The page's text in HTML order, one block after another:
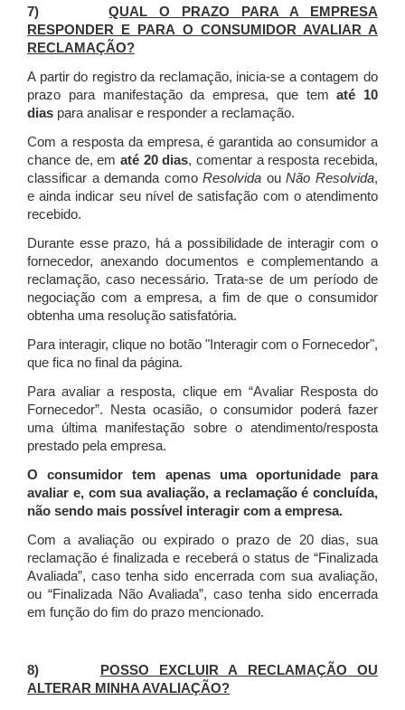
7)QUAL O PRAZO PARA A EMPRESA
RESPONDER E PARA O CONSUMIDOR AVALIAR A
RECLAMAÇÃO?
A partir do registro da reclamação, inicia-se a contagem do
prazo para manifestação da empresa, que tematé 10
dias para analisar e responder a reclamação.
Com a resposta da empresa, é garantida ao consumidor a
chance de, em até 20 dias, comentar a resposta recebida,
classificar a demanda comoResolvida ouNão Resolvida,
e ainda indicar seu nível de satisfação com o atendimento
recebido.
Durante esse prazo, há a possibilidade de interagir com o
fornecedor, anexando documentos e complementando a
reclamação, caso necessário.Trata-se de um período de
negociação com a empresa, a fim de que o consumidor
obtenha uma resolução satisfatória.
Para interagir, clique no botão "Interagir com o Fornecedor",
que fica no final da página.
Para avaliar a resposta, clique em “Avaliar Resposta do
Fornecedor”. Nesta ocasião, o consumidor poderá fazer
uma última manifestação sobre o atendimento/resposta
prestado pela empresa.
O consumidor tem apenas uma oportunidade para
avaliar e, com sua avaliação, a reclamação é concluída,
não sendo mais possível interagir com a empresa.
Com a avaliação ou expirado o prazo de 20 dias, sua
reclamação é finalizada e receberá o status de “Finalizada
Avaliada”, caso tenha sido encerrada com sua avaliação,
ou “Finalizada Não Avaliada”, caso tenha sido encerrada
em função do fim do prazo mencionado.
8)
POSSO EXCLUIR A RECLAMAÇÃO OU
ALTERAR MINHA AVALIAÇÃO?